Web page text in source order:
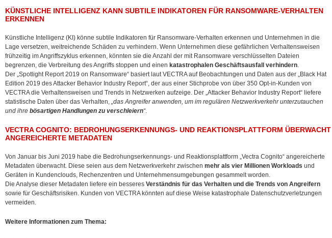
KÜNSTLICHE INTELLIGENZ KANN SUBTILE INDIKATOREN FÜR RANSOMWARE-VERHALTEN
ERKENNEN
Künstliche Intelligenz (KI) könne subtile Indikatoren für Ransomware-Verhalten erkennen und Unternehmen in die
Lage versetzen, weitreichende Schäden zu verhindern. Wenn Unternehmen diese gefährlichen Verhaltensweisen
frühzeitig im Angriffszyklus erkennen, könnten sie die Anzahl der mit Ransomware verschlüsselten Dateien
begrenzen, die Verbreitung des Angriffs stoppen und einen katastrophalen Geschäftsausfall verhindern.
Der „Spotlight Report 2019 on Ransomware“ basiert laut VECTRA auf Beobachtungen und Daten aus der „Black Hat
Edition 2019 des Attacker Behavior Industry Report“, der aus einer Stichprobe von über 350 Opt-in-Kunden von
VECTRA die Verhaltensweisen und Trends in Netzwerken aufzeige. Der „Attacker Behavior Industry Report“ liefere
statistische Daten über das Verhalten, „das Angreifer anwenden, um im regulären Netzwerkverkehr unterzutauchen
und ihre bösartigen Handlungen zu verschleiern“.
VECTRA COGNITO: BEDROHUNGSERKENNUNGS- UND REAKTIONSPLATTFORM ÜBERWACHT
ANGEREICHERTE METADATEN
Von Januar bis Juni 2019 habe die Bedrohungserkennungs- und Reaktionsplattform „Vectra Cognito“ angereicherte
Metadaten überwacht. Diese seien aus dem Netzwerkverkehr zwischen mehr als vier Millionen Workloads und
Geräten in Kundenclouds, Rechenzentren und Unternehmensumgebungen gesammelt worden.
Die Analyse dieser Metadaten liefere ein besseres Verständnis für das Verhalten und die Trends von Angreifern
sowie für Geschäftsrisiken. Kunden von VECTRA könnten auf diese Weise katastrophale Datenschutzverletzungen
vermeiden.
Weitere Informationen zum Thema: